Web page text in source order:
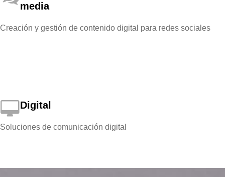
media
Creación y gestión de contenido digital para redes sociales
Digital
Soluciones de comunicación digital